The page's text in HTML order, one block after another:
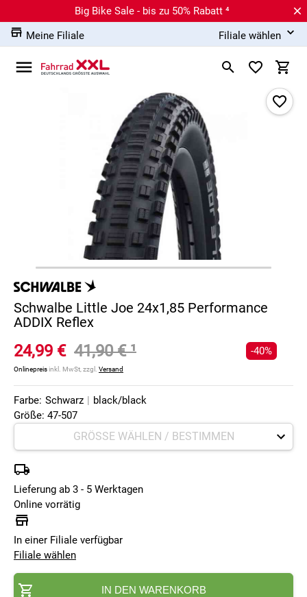
Big Bike Sale - bis zu 50% Rabatt ⁴
Meine Filiale
Filiale wählen
Schwalbe Little Joe 24x1,85 Performance
ADDIX Reflex
24,99 € 41,90 €¹
Onlinepreisinkl. MwSt, zzgl. Versand
-40%
Farbe: Schwarz | black/black
Größe: 47-507
Lieferung ab 3 - 5 Werktagen
Online vorrätig
In einer Filiale verfügbar
Filiale wählen
IN DEN WARENKORB